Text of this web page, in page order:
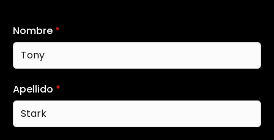
Nombre *
Apellido *